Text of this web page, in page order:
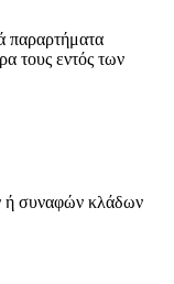
παραρτήματα
τους εντός των
ή συναφών κλάδων